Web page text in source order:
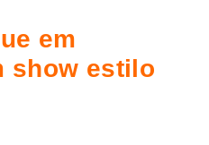
em
show estilo